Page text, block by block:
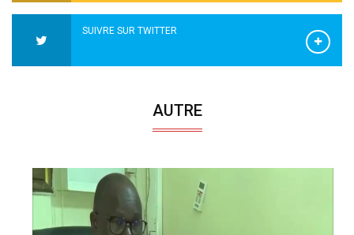
SUIVRE SUR TWITTER
AUTRE